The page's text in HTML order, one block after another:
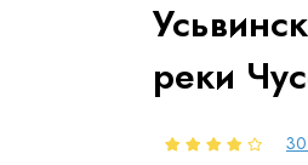
реки
Имя